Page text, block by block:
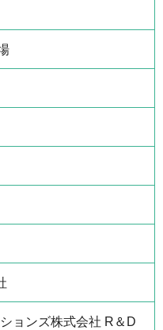
ョンズ株式会社 R＆D